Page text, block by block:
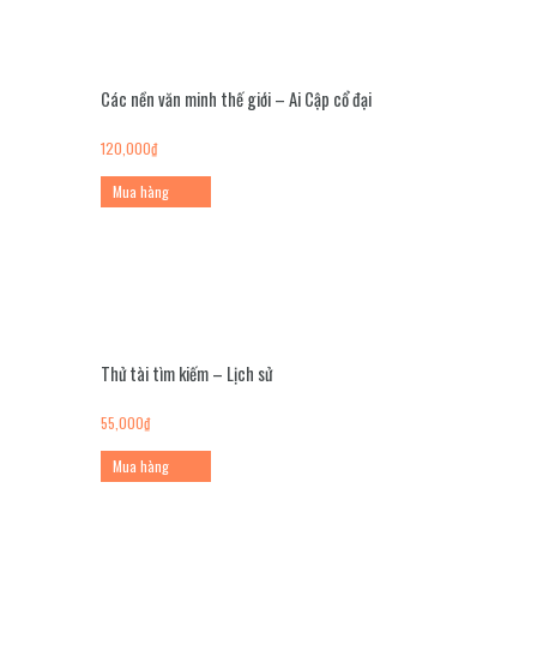
Các nền văn minh thế giới – Ai Cập cổ đại
120,000₫
Mua hàng
Thử tài tìm kiếm – Lịch sử
55,000₫
Mua hàng